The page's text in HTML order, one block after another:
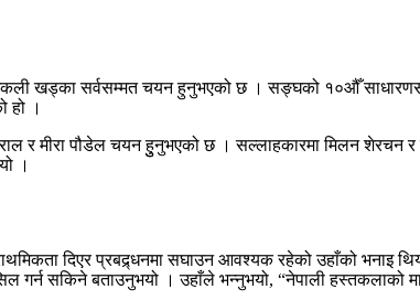
खड्का सर्वसम्मत चयन हुनुभएको छ । सङ्घको १०औँ
हो ।
र मीरा पौडेल चयन हुुनुभएको छ । सल्लाहकारमा मिलन
।
दिएर प्रबद्र्धनमा सघाउन आवश्यक रहेको उहाँको भनाइ
गर्न सकिने बताउनुभयो । उहाँले भन्नुभयो, “नेपाली